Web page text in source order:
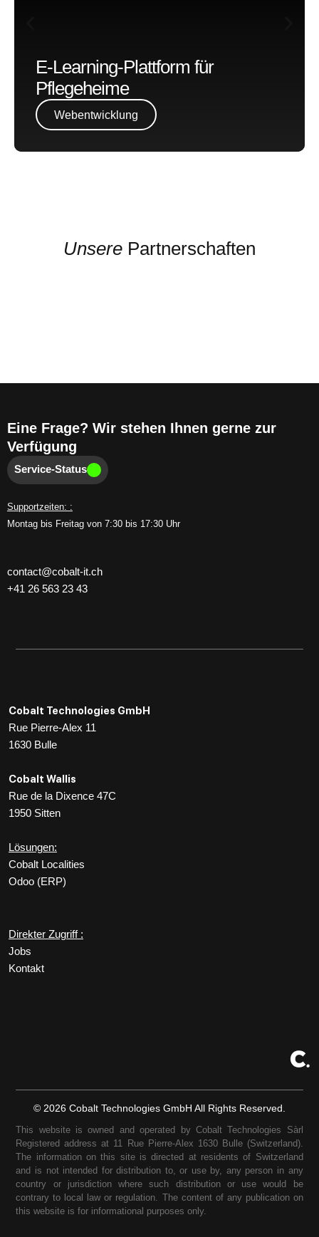
E-Learning-Plattform für
Pflegeheime
Webentwicklung
Unsere Partnerschaften
Eine Frage? Wir stehen Ihnen gerne zur
Verfügung
Service-Status
Supportzeiten: :
Montag bis Freitag von 7:30 bis 17:30 Uhr
contact@cobalt-it.ch
+41 26 563 23 43
Cobalt Technologies GmbH
Rue Pierre-Alex 11
1630 Bulle
Cobalt Wallis
Rue de la Dixence 47C
1950 Sitten
Lösungen:
Cobalt Localities
Odoo (ERP)
Direkter Zugriff :
Jobs
Kontakt
© 2026 Cobalt Technologies GmbH All Rights Reserved.
This website is owned and operated by Cobalt Technologies Sàrl
Registered address at 11 Rue Pierre-Alex 1630 Bulle (Switzerland).
The information on this site is directed at residents of Switzerland
and is not intended for distribution to, or use by, any person in any
country or jurisdiction where such distribution or use would be
contrary to local law or regulation. The content of any publication on
this website is for informational purposes only.